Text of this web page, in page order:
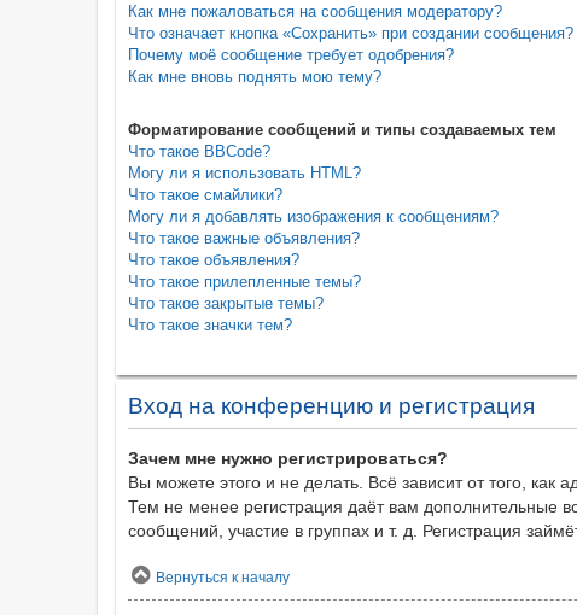
Как мне пожаловаться на сообщения модератору?
Что означает кнопка «Сохранить» при создании сообщения?
Почему моё сообщение требует одобрения?
Как мне вновь поднять мою тему?
Форматирование сообщений и типы создаваемых тем
Что такое BBCode?
Могу ли я использовать HTML?
Что такое смайлики?
Могу ли я добавлять изображения к сообщениям?
Что такое важные объявления?
Что такое объявления?
Что такое прилепленные темы?
Что такое закрытые темы?
Что такое значки тем?
Вход на конференцию и регистрация
Зачем мне нужно регистрироваться?
Вы можете этого и не делать. Всё зависит от того,
Тем не менее регистрация даёт вам дополнительные
сообщений, участие в группах и т. д. Регистрация
Вернуться к началу